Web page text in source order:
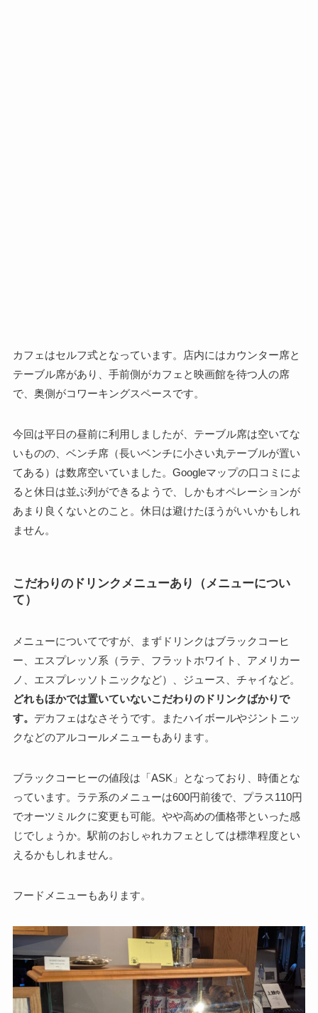
カフェはセルフ式となっています。店内にはカウンター席と
テーブル席があり、手前側がカフェと映画館を待つ人の席
で、奥側がコワーキングスペースです。
今回は平日の昼前に利用しましたが、テーブル席は空いてな
いものの、ベンチ席（長いベンチに小さい丸テーブルが置い
てある）は数席空いていました。Googleマップの口コミによ
ると休日は並ぶ列ができるようで、しかもオペレーションが
あまり良くないとのこと。休日は避けたほうがいいかもしれ
ません。
こだわりのドリンクメニューあり（メニューについ
て）
メニューについてですが、まずドリンクはブラックコーヒ
ー、エスプレッソ系（ラテ、フラットホワイト、アメリカー
ノ、エスプレッソトニックなど）、ジュース、チャイなど。
どれもほかでは置いていないこだわりのドリンクばかりで
す。 デカフェはなさそうです。またハイボールやジントニッ
クなどのアルコールメニューもあります。
ブラックコーヒーの値段は「ASK」となっており、時価とな
っています。ラテ系のメニューは600円前後で、プラス110円
でオーツミルクに変更も可能。やや高めの価格帯といった感
じでしょうか。駅前のおしゃれカフェとしては標準程度とい
えるかもしれません。
フードメニューもあります。